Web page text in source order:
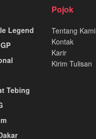
Legend
Tebing
Pojok
Tentang Kami
Kontak
Karir
Kirim Tulisan